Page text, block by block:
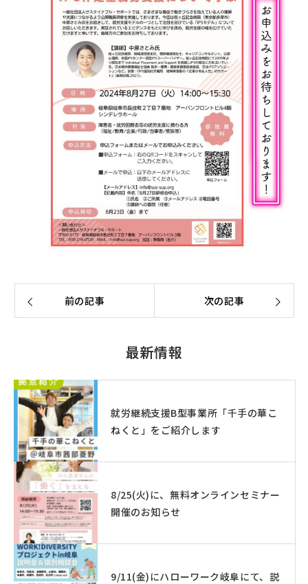
前の記事 次の記事
最新情報
就労継続支援B型事業所「千手の華こ
ねくと」をご紹介します
8/25(火)に、無料オンラインセミナー
開催のお知らせ
9/11(金)にハローワーク岐阜にて、説